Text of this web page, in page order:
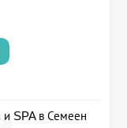
и SPA в Семеен